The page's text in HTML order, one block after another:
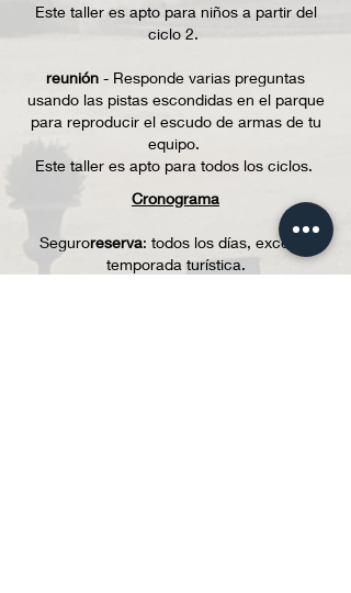
Este taller es apto para niños a partir del
ciclo 2.
reunión - Responde varias preguntas
usando las pistas escondidas en el parque
para reproducir el escudo de armas de tu
equipo.
Este taller es apto para todos los ciclos.
Cronograma
Seguroreserva: todos los días, excepto
temporada turística.